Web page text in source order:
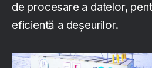
de procesare a datelor,
eficientă a deșeurilor.